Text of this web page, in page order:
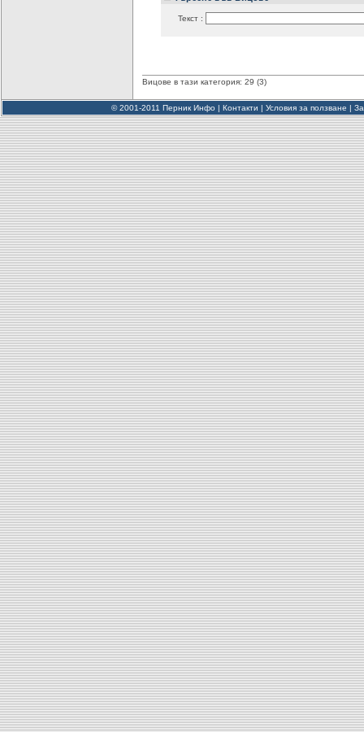
Текст :
Вицове в тази категория: 29 (3)
© 2001-2011 Перник Инфо | Контакти | Условия за ползване |